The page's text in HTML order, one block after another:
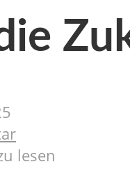
lesen